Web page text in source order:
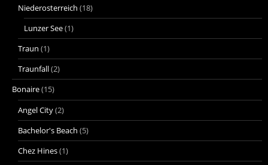
Niederosterreich (18)
Lunzer See(1)
Traun (1)
Traunfall(2)
Bonaire(15)
Angel City(2)
Bachelor's Beach (5)
Chez Hines(1)